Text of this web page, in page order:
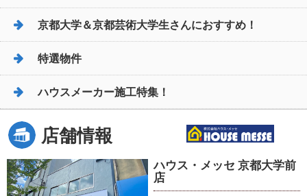
京都大学＆京都芸術大学生さんにおすすめ！
特選物件
ハウスメーカー施工特集！
店舗情報
ハウス・メッセ 京都大学前
店